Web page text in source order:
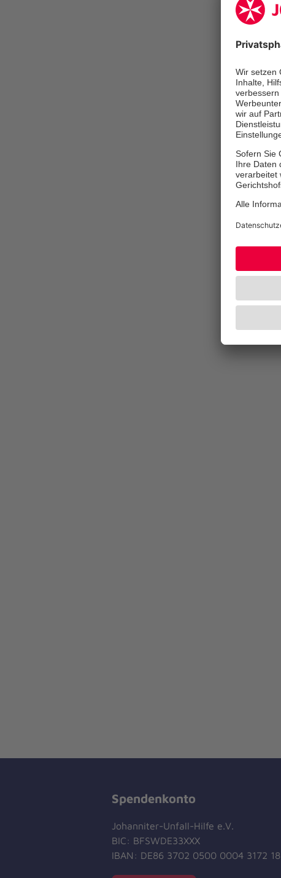
Spendenkonto
Johanniter-Unfall-Hilfe e.V.
BIC: BFSWDE33XXX
IBAN: DE86 3702 0500 0004 3172 18